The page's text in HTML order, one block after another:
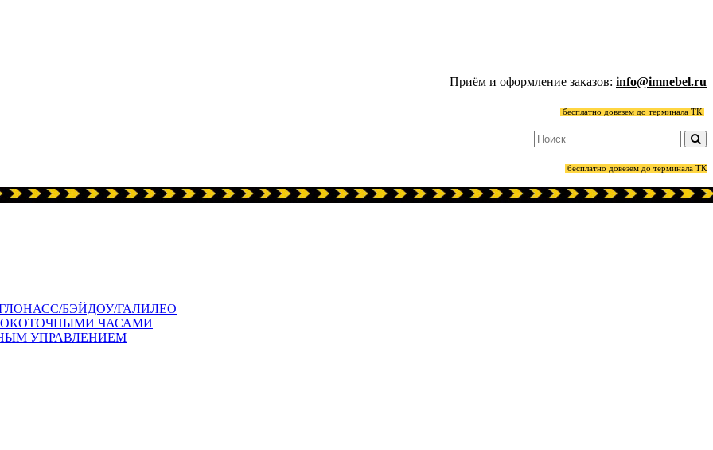
Приём и оформление заказов: info@imnebel.ru
бесплатно довезем до терминала ТК
бесплатно довезем до терминала ТК
БЭЙДОУ/ГАЛИЛЕО
ЧАСАМИ
УПРАВЛЕНИЕМ